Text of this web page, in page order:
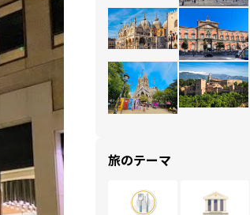
旅のテーマ